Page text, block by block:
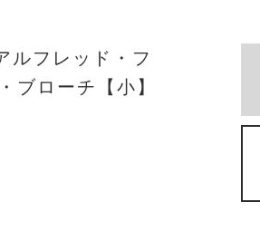
フレッド・フ
ブローチ【小】